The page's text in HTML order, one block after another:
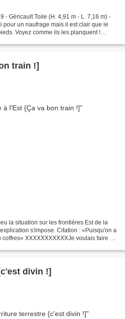
- Géricault Toile (H. 4,91 m - L. 7,16 m) -
pour un naufrage mais il est clair que le
Voyez comme ils les planquent !
train !]
la situation sur les frontières Est de la
s'impose. Citation : «Puisqu'on a
XXXXXXXXXXXJe voulais faire un
divin !]